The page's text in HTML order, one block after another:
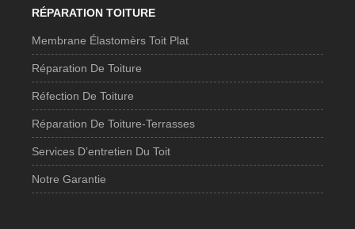
RÉPARATION TOITURE
Membrane Élastomèrs Toit Plat
Réparation De Toiture
Réfection De Toiture
Réparation De Toiture-Terrasses
Services D’entretien Du Toit
Notre Garantie